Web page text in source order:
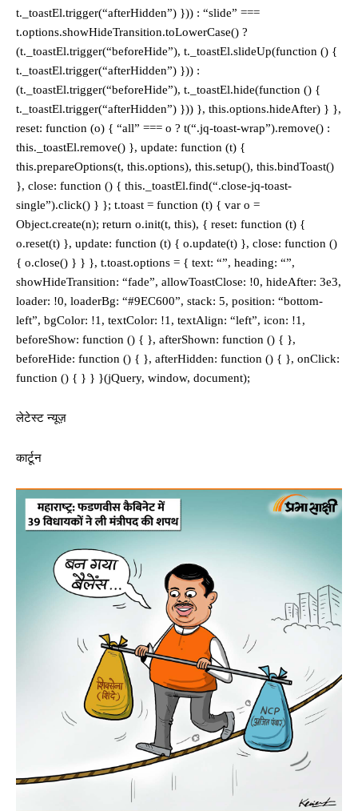
t._toastEl.trigger(“afterHidden”) })) : “slide” ===
t.options.showHideTransition.toLowerCase() ?
(t._toastEl.trigger(“beforeHide”), t._toastEl.slideUp(function () {
t._toastEl.trigger(“afterHidden”) })) :
(t._toastEl.trigger(“beforeHide”), t._toastEl.hide(function () {
t._toastEl.trigger(“afterHidden”) })) }, this.options.hideAfter) } },
reset: function (o) { “all” === o ? t(“.jq-toast-wrap”).remove() :
this._toastEl.remove() }, update: function (t) {
this.prepareOptions(t, this.options), this.setup(), this.bindToast()
}, close: function () { this._toastEl.find(“.close-jq-toast-
single”).click() } }; t.toast = function (t) { var o =
Object.create(n); return o.init(t, this), { reset: function (t) {
o.reset(t) }, update: function (t) { o.update(t) }, close: function ()
{ o.close() } } }, t.toast.options = { text: “”, heading: “”,
showHideTransition: “fade”, allowToastClose: !0, hideAfter: 3e3,
loader: !0, loaderBg: “#9EC600”, stack: 5, position: “bottom-
left”, bgColor: !1, textColor: !1, textAlign: “left”, icon: !1,
beforeShow: function () { }, afterShown: function () { },
beforeHide: function () { }, afterHidden: function () { }, onClick:
function () { } } }(jQuery, window, document);
लेटेस्ट न्यूज़
कार्टून